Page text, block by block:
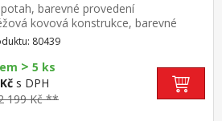
barevné provedení
kovová konstrukce, barevné
černá výška sedu 48 cm doporučená
do 120 kg
80439
> 5 ks
s DPH
199 Kč **